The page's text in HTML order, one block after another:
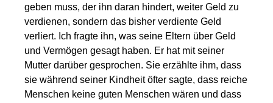
geben muss, der ihn daran hindert, weiter Geld zu
verdienen, sondern das bisher verdiente Geld
verliert. Ich fragte ihn, was seine Eltern über Geld
und Vermögen gesagt haben. Er hat mit seiner
Mutter darüber gesprochen. Sie erzählte ihm, dass
sie während seiner Kindheit öfter sagte, dass reiche
Menschen keine guten Menschen wären und dass